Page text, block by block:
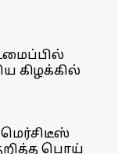
கிழக்கில்
பொய்